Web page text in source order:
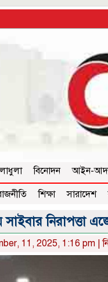
বিনোদন আইন-
শিক্ষা সারাদেশ
নিরাপত্তা
11, 2025, 1:16 pm |